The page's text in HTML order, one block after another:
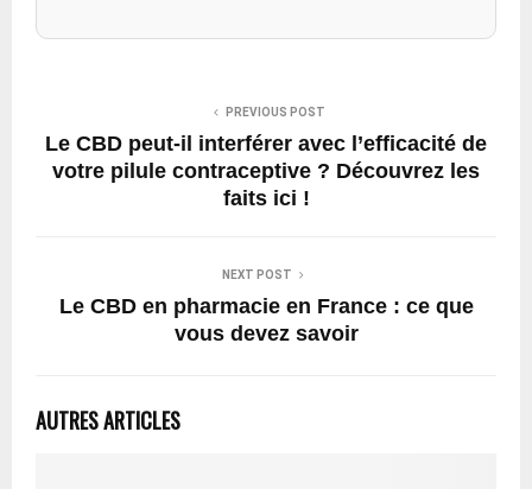
PREVIOUS POST
Le CBD peut-il interférer avec l’efficacité de
votre pilule contraceptive ? Découvrez les
faits ici !
NEXT POST
Le CBD en pharmacie en France : ce que
vous devez savoir
AUTRES ARTICLES